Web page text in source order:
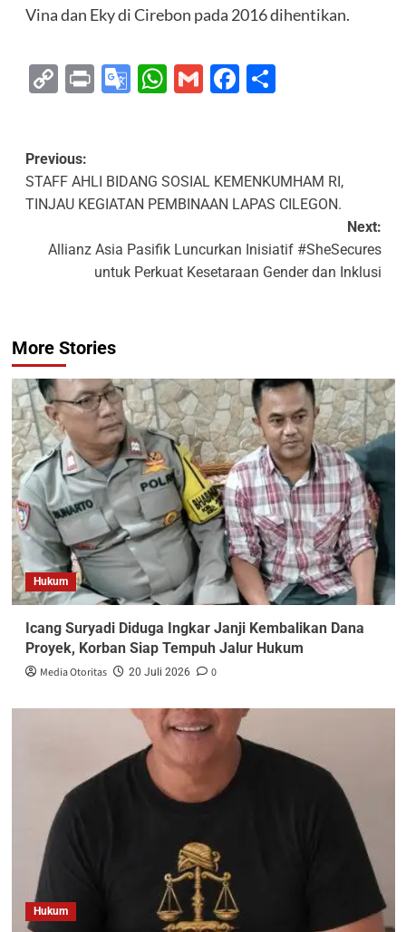
Vina dan Eky di Cirebon pada 2016 dihentikan.
CopyPrintGoogle
WhatsApp
GmailFacebook
Share
Previous:
STAFF AHLI BIDANG SOSIAL KEMENKUMHAM RI,
TINJAU KEGIATAN PEMBINAAN LAPAS CILEGON.
Next:
Allianz Asia Pasifik Luncurkan Inisiatif #SheSecures
untuk Perkuat Kesetaraan Gender dan Inklusi
More Stories
Hukum
Icang Suryadi Diduga Ingkar Janji Kembalikan Dana
Proyek, Korban Siap Tempuh Jalur Hukum
Media Otoritas 20 Juli 2026 0
Hukum